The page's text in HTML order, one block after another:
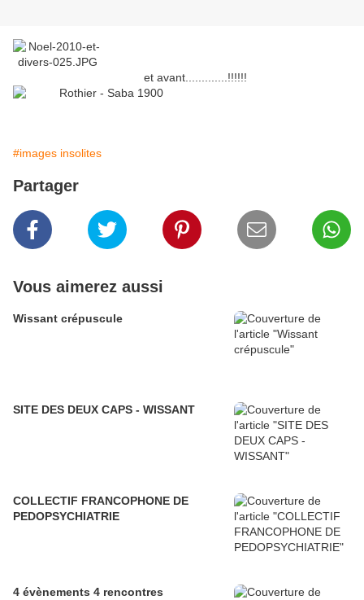
et avant.............!!!!!!
#images insolites
Partager
Vous aimerez aussi
Wissant crépuscule
SITE DES DEUX CAPS - WISSANT
COLLECTIF FRANCOPHONE DE
PEDOPSYCHIATRIE
4 évènements 4 rencontres